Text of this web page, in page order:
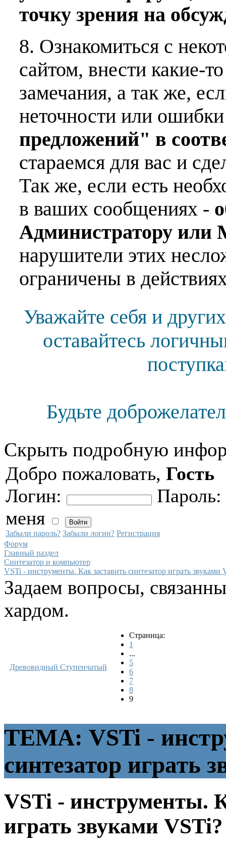
точку зрения на
8. Ознакомиться с
сайтом, внести какие-
замечания, а так же,
неточности или
предложений" в
стараемся для вас и
Так же, если есть
в ваших сообщениях -
Администратору или
нарушители этих
ограничены в
Уважайте себя и
оставайтесь
Будьте
Скрыть подробную
Добро пожаловать, Гость
Логин:
Пароль:
меня
Забыли пароль? Забыли логин? Регистрация
Форум
Главный раздел
Синтезатор и компьютер
VSTi - инструменты. Как заставить синтезатор играть звуками
Задаем вопросы,
хардом.
Древовидный Ступенчатый
Страница:
1
...
5
6
7
8
9
ТЕМА: VSTi -
синтезатор играть
VSTi - инструменты.
играть звуками